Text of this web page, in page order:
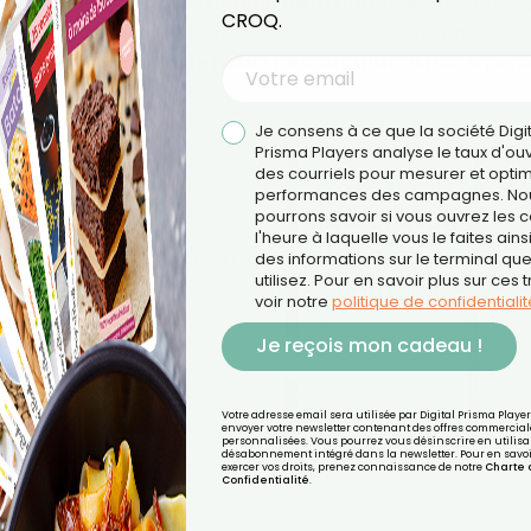
tous les jours, voire plusieurs fois par jour, on devient
focaliser sur votre poids ne vous aidera pas à
il faut donc savoir lâcher un peu la balance, car
sembler inaccessible.
CROQ.
Je consens à ce que la société
Prisma Players analyse le taux
des courriels pour mesurer et
performances des campagnes.
pourrons savoir si vous ouvrez les
l'heure à laquelle vous le faites
des informations sur le terminal
utilisez. Pour en savoir plus sur ces
voir notre politique de
Je reçois mon cadeau !
Votre adresse email sera utilisée par Digital Prisma
envoyer votre newsletter contenant des offres
personnalisées. Vous pourrez vous désinscrire en
désabonnement intégré dans la newsletter. Pour en
exercer vos droits, prenez connaissance de notre Charte
Confidentialité.